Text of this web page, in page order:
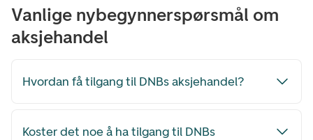
Vanlige nybegynnerspørsmål om
aksjehandel
Hvordan få tilgang til DNBs aksjehandel?
Koster det noe å ha tilgang til DNBs